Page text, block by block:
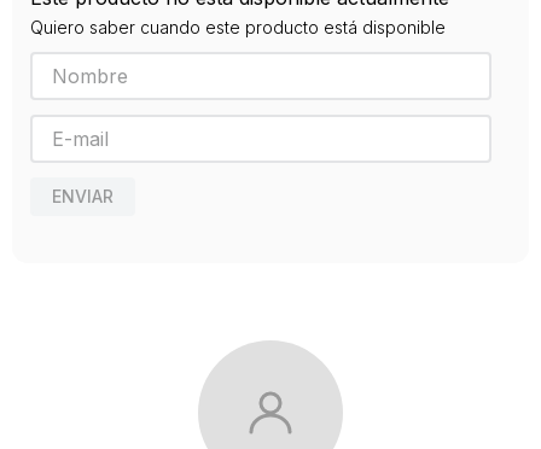
9788412102963
Editorial
BOSCH
Año de publicación
2019
Quiero saber cuando este producto está disponible
ENVIAR